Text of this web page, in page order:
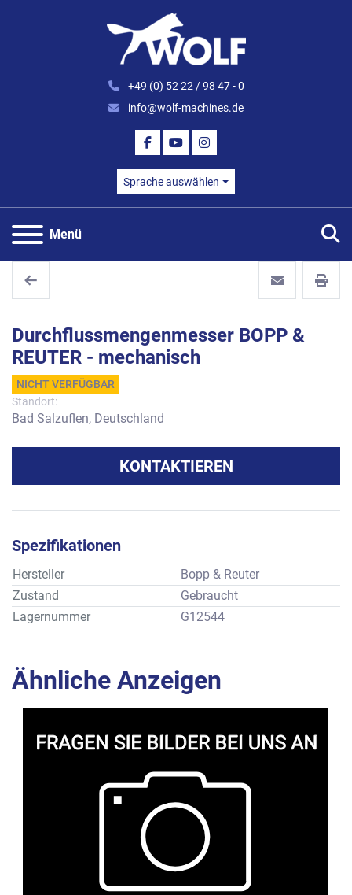
+49 (0) 52 22 / 98 47 - 0
info@wolf-machines.de
FACEBOOK
YOUTUBEINSTAGRAM
Sprache auswählen
Menü
Durchflussmengenmesser BOPP &
REUTER - mechanisch
NICHT VERFÜGBAR
Standort:
Bad Salzuflen, Deutschland
KONTAKTIEREN
Spezifikationen
Hersteller
Bopp & Reuter
Zustand
Gebraucht
Lagernummer
G12544
Ähnliche Anzeigen